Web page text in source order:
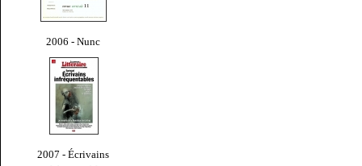
2006 - Nunc
2007 - Écrivains